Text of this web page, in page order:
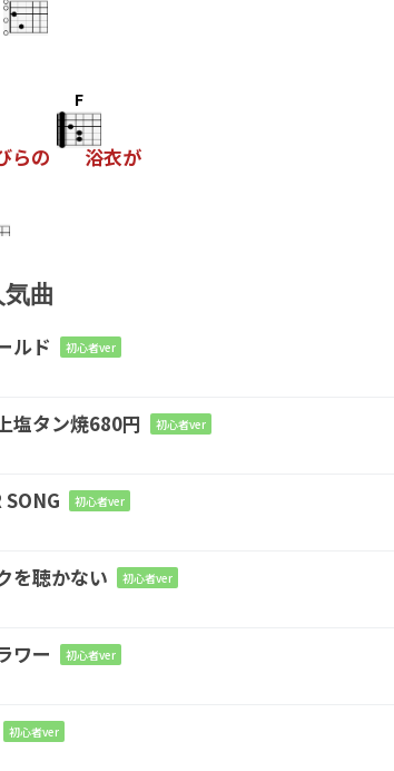
らの
F
浴衣が
G
きそう
E
だ
の日
C
かす君は
曲
ルド 初心者ver
塩タン焼680円 初心者ver
初心者ver
を聴かない 初心者ver
ワー 初心者ver
初心者ver